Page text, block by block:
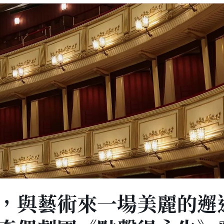
與藝術來一場美麗的